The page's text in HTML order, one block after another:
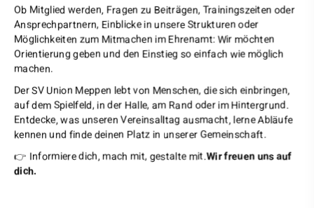
Ob Mitglied werden, Fragen zu Beiträgen, Trainingszeiten oder
Ansprechpartnern, Einblicke in unsere Strukturen oder
Möglichkeiten zum Mitmachen im Ehrenamt: Wir möchten
Orientierung geben und den Einstieg so einfach wie möglich
machen.
Der SV Union Meppen lebt von Menschen, die sich einbringen,
auf dem Spielfeld, in der Halle, am Rand oder im Hintergrund.
Entdecke, was unseren Vereinsalltag ausmacht, lerne Abläufe
kennen und finde deinen Platz in unserer Gemeinschaft.
👉 Informiere dich, mach mit, gestalte mit.Wir freuen uns auf
dich.